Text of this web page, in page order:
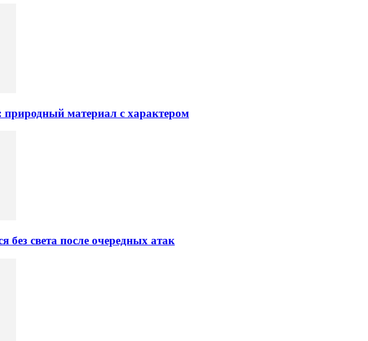
природный материал с характером
без света после очередных атак